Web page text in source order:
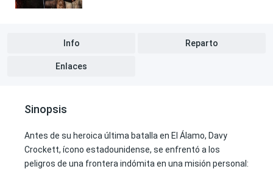
Info Reparto
Enlaces
Sinopsis
Antes de su heroica última batalla en El Álamo, Davy
Crockett, ícono estadounidense, se enfrentó a los
peligros de una frontera indómita en una misión personal: